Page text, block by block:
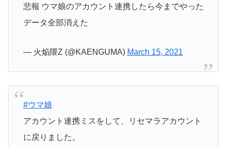
悲報 ウマ娘のアカウント連携したら今までやった
データ全部消えた
— 火焔隈Z (@KAENGUMA) March 15, 2021
#ウマ娘
アカウント連携ミスをして、リセマラアカウント
に戻りました。